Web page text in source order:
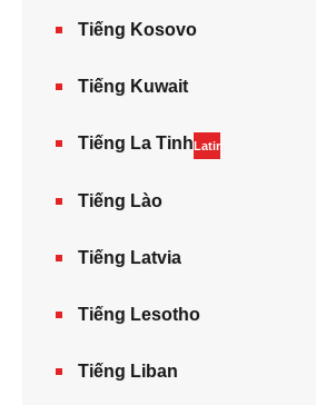
Tiếng Kosovo
Tiếng Kuwait
Tiếng La TinhLatin
Tiếng Lào
Tiếng Latvia
Tiếng Lesotho
Tiếng Liban